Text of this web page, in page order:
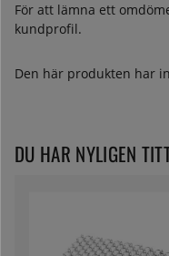
För att lämna ett
kundprofil.
Den här produkten har
DU HAR NYLIGEN